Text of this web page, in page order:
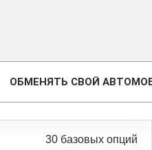
ОБМЕНЯТЬ СВОЙ
30 базовых опций